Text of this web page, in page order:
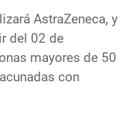
AstraZeneca, y
del 02 de
mayores de 50
con